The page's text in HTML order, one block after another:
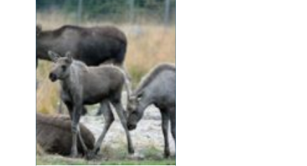
attgöralistan när man
lever vardagsliv med sitt
djur. Fokus ligger gärna
p&arin...